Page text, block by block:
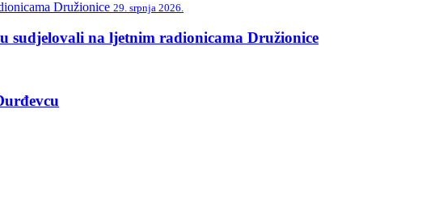
29. srpnja 2026.
sudjelovali na ljetnim radionicama Družionice